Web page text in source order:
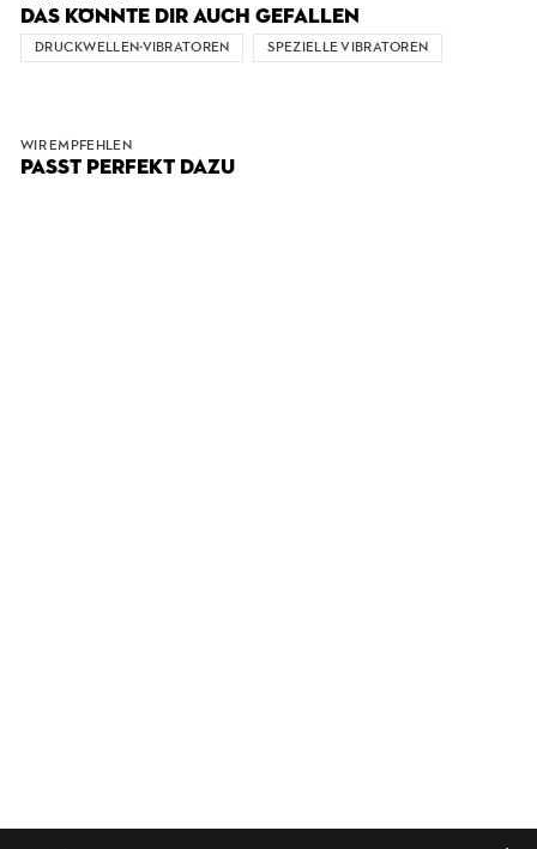
DAS KÖNNTE DIR AUCH GEFALLEN
DRUCKWELLEN-VIBRATOREN SPEZIELLE VIBRATOREN
WIR EMPFEHLEN
PASST PERFEKT DAZU